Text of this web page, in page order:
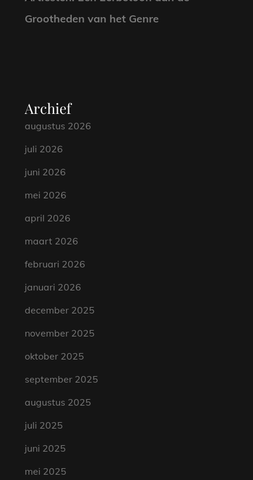
Grootheden van het Genre
Archief
augustus 2026
juli 2026
juni 2026
mei 2026
april 2026
maart 2026
februari 2026
januari 2026
december 2025
november 2025
oktober 2025
september 2025
augustus 2025
juli 2025
juni 2025
mei 2025